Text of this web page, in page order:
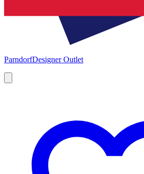
ParndorfDesigner Outlet